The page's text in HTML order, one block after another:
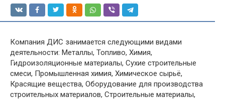
Компания ДИС занимается следующими видами
деятельности: Металлы, Топливо, Химия,
Гидроизоляционные материалы, Сухие строительные
смеси, Промышленная химия, Химическое сырьё,
Красящие вещества, Оборудование для производства
строительных материалов, Строительные материалы,